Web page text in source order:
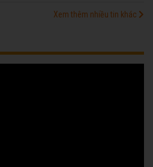
Xem thêm nhiều tin khác